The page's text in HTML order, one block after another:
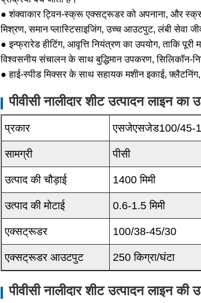
● शंक्वाकार ट्विन-स्क्रू एक्सट्रूडर को अपनाना, और स्क्रू
मिश्रण, समान प्लास्टिसाइजिंग, उच्च आउटपुट, लंबी सेवा
● इन्फ्रारेड हीटिंग, आवृत्ति नियंत्रण का उपयोग, ताकि
विश्वसनीय संचालन के साथ बुद्धिमान उपकरण, सिलिकॉन-
● हाई-स्पीड मिक्सर के साथ सहायक मशीन इकाई,
पीवीसी नालीदार शीट उत्पादन लाइन का
प्रकार एसजेएसजेड100/45-
सामग्री पीसी
उत्पाद की चौड़ाई 1400 मिमी
उत्पाद की मोटाई 0.6-1.5 मिमी
एक्सट्रूडर 100/38-45/30
एक्सट्रूडर आउटपुट 250 किग्रा/घंटा
पीवीसी नालीदार शीट उत्पादन लाइन